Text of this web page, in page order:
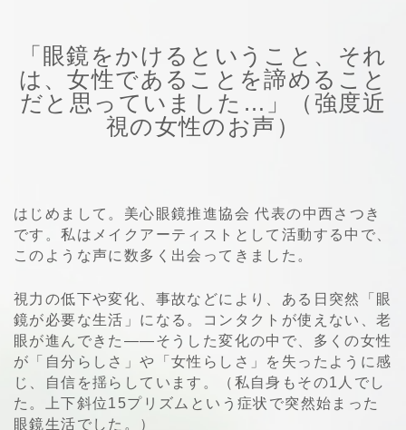
「眼鏡をかけるということ、それ
は、女性であることを諦めること
だと思っていました…」（強度近
視の女性のお声）
はじめまして。美心眼鏡推進協会 代表の中西さつき
です。私はメイクアーティストとして活動する中で、
このような声に数多く出会ってきました。
視力の低下や変化、事故などにより、ある日突然「眼
鏡が必要な生活」になる。コンタクトが使えない、老
眼が進んできた——そうした変化の中で、多くの女性
が「自分らしさ」や「女性らしさ」を失ったように感
じ、自信を揺らしています。（私自身もその1人でし
た。上下斜位15プリズムという症状で突然始まった
眼鏡生活でした。）